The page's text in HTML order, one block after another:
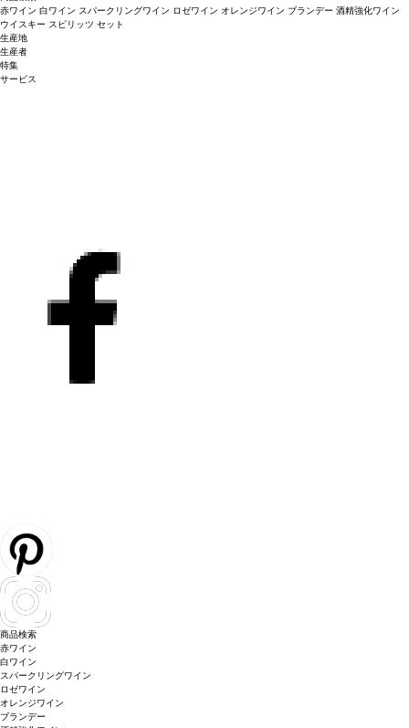
赤ワイン 白ワイン スパークリングワイン ロゼワイン オレンジワイン ブランデー 酒精強化ワイン
ウイスキー スピリッツ セット
生産地
生産者
特集
サービス
商品検索
赤ワイン
白ワイン
スパークリングワイン
ロゼワイン
オレンジワイン
ブランデー